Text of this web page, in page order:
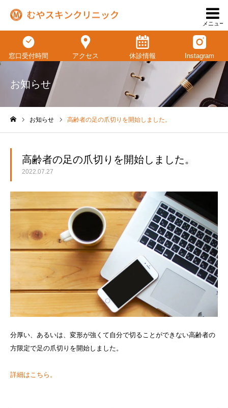
メニュー
窓口受付時間 アクセス 休診情報 Instagram
お知らせ
お知らせ 高齢者の足の爪切りを開始しました。
高齢者の足の爪切りを開始しました。
2022.07.27
分厚い、あるいは、変形が強くて自分で切ることができない高齢者の
方限定で足の爪切りを開始しました。
詳細はこちら。